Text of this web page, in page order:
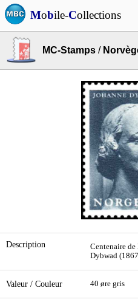
Mobile-Collections
MC-Stamps /
Description
Centenaire de
Dybwad
Valeur / Couleur 40 øre gris